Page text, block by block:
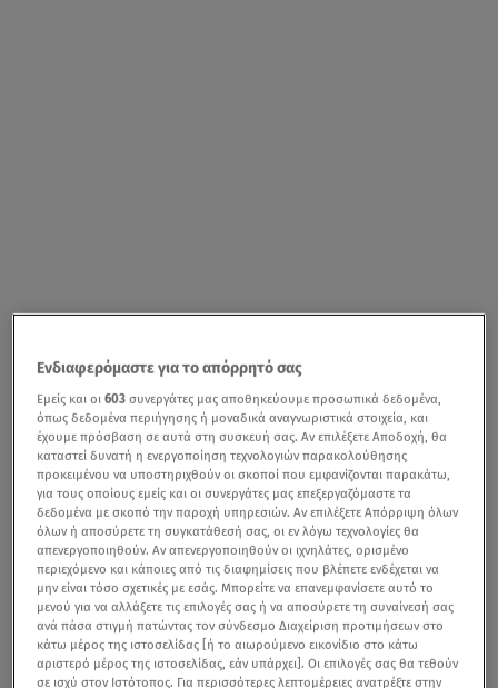
Ενδιαφερόμαστε για το απόρρητό σας
Εμείς και οι603 συνεργάτες μας αποθηκεύουμε προσωπικά δεδομένα,
όπως δεδομένα περιήγησης ή μοναδικά αναγνωριστικά στοιχεία, και
έχουμε πρόσβαση σε αυτά στη συσκευή σας. Αν επιλέξετε Αποδοχή, θα
καταστεί δυνατή η ενεργοποίηση τεχνολογιών παρακολούθησης
προκειμένου να υποστηριχθούν οι σκοποί που εμφανίζονται παρακάτω,
για τους οποίους εμείς και οι συνεργάτες μας επεξεργαζόμαστε τα
δεδομένα με σκοπό την παροχή υπηρεσιών. Αν επιλέξετε Απόρριψη όλων
όλων ή αποσύρετε τη συγκατάθεσή σας, οι εν λόγω τεχνολογίες θα
απενεργοποιηθούν. Αν απενεργοποιηθούν οι ιχνηλάτες, ορισμένο
περιεχόμενο και κάποιες από τις διαφημίσεις που βλέπετε ενδέχεται να
μην είναι τόσο σχετικές με εσάς. Μπορείτε να επανεμφανίσετε αυτό το
μενού για να αλλάξετε τις επιλογές σας ή να αποσύρετε τη συναίνεσή σας
ανά πάσα στιγμή πατώντας τον σύνδεσμο Διαχείριση προτιμήσεων στο
κάτω μέρος της ιστοσελίδας [ή το αιωρούμενο εικονίδιο στο κάτω
αριστερό μέρος της ιστοσελίδας, εάν υπάρχει]. Οι επιλογές σας θα τεθούν
σε ισχύ στον Ιστότοπος. Για περισσότερες λεπτομέρειες ανατρέξτε στην